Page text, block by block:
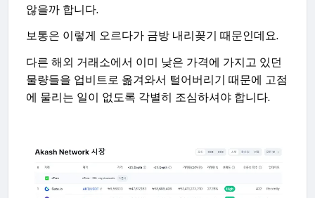
않을까 합니다.
보통은 이렇게 오르다가 금방 내리꽂기 때문인데요.
다른 해외 거래소에서 이미 낮은 가격에 가지고 있던
물량들을 업비트로 옮겨와서 털어버리기 때문에 고점
에 물리는 일이 없도록 각별히 조심하셔야 합니다.